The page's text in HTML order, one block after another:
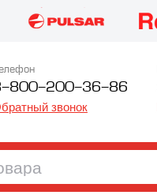
800-200-36-86
звонок